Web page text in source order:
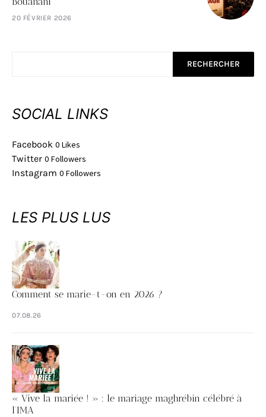
20 FÉVRIER 2026
RECHERCHER
SOCIAL LINKS
Facebook 0 Likes
Twitter 0 Followers
Instagram 0 Followers
LES PLUS LUS
Comment se marie-t-on en 2026 ?
07.08.26
« Vive la mariée ! » : le mariage maghrébin célébré à
l’IMA